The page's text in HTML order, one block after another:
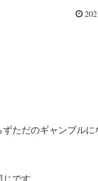
ただのギャンブルに